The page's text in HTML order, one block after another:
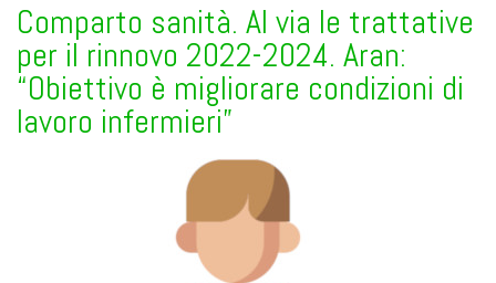
Comparto sanità. Al via le trattative
per il rinnovo 2022-2024. Aran:
“Obiettivo è migliorare condizioni di
lavoro infermieri”